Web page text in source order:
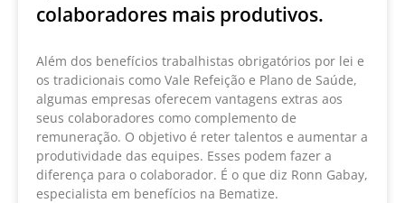
colaboradores mais produtivos.
Além dos benefícios trabalhistas obrigatórios por lei e
os tradicionais como Vale Refeição e Plano de Saúde,
algumas empresas oferecem vantagens extras aos
seus colaboradores como complemento de
remuneração. O objetivo é reter talentos e aumentar a
produtividade das equipes. Esses podem fazer a
diferença para o colaborador. É o que diz Ronn Gabay,
especialista em benefícios na Bematize.